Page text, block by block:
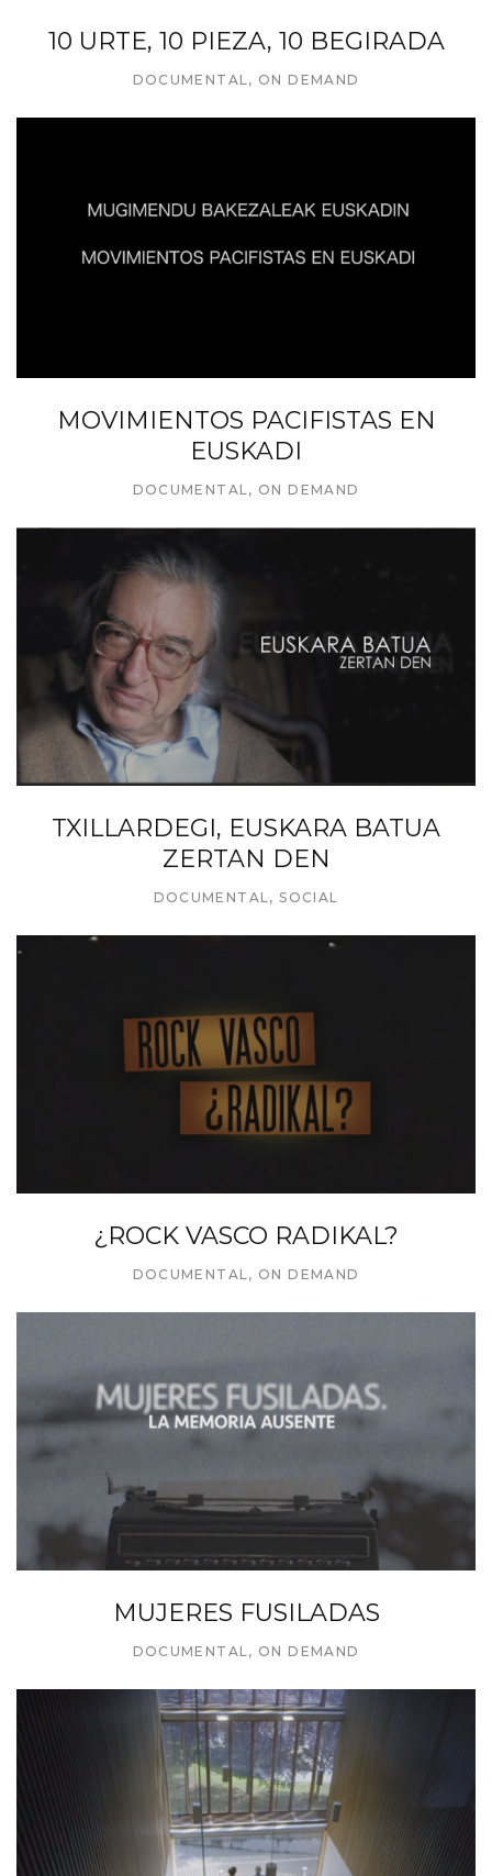
10 URTE, 10 PIEZA, 10 BEGIRADA
DOCUMENTAL , ON DEMAND
MOVIMIENTOS PACIFISTAS EN
EUSKADI
DOCUMENTAL , ON DEMAND
TXILLARDEGI, EUSKARA BATUA
ZERTAN DEN
DOCUMENTAL ,SOCIAL
¿ROCK VASCO RADIKAL?
DOCUMENTAL, ON DEMAND
MUJERES FUSILADAS
DOCUMENTAL, ON DEMAND